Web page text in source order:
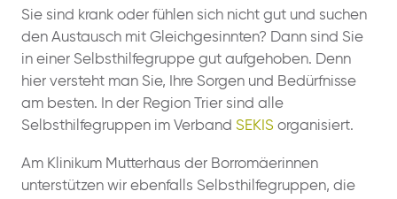
Sie sind krank oder fühlen sich nicht gut und suchen
den Austausch mit Gleichgesinnten? Dann sind Sie
in einer Selbsthilfegruppe gut aufgehoben. Denn
hier versteht man Sie, Ihre Sorgen und Bedürfnisse
am besten. In der Region Trier sind alle
Selbsthilfegruppen im Verband SEKIS organisiert.
Am Klinikum Mutterhaus der Borromäerinnen
unterstützen wir ebenfalls Selbsthilfegruppen, die